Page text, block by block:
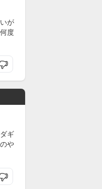
が
度
ギ
や